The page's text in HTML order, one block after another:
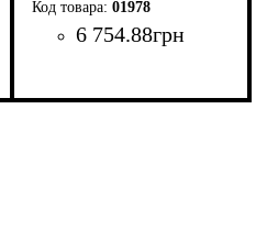
01978
6 754.88грн